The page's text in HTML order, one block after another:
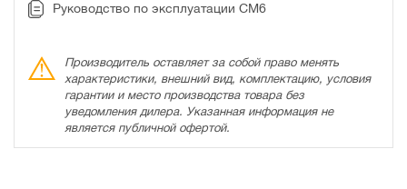
Руководство по эксплуатации СМ6
Производитель оставляет за собой право менять
характеристики, внешний вид, комплектацию, условия
гарантии и место производства товара без
уведомления дилера. Указанная информация не
является публичной офертой.